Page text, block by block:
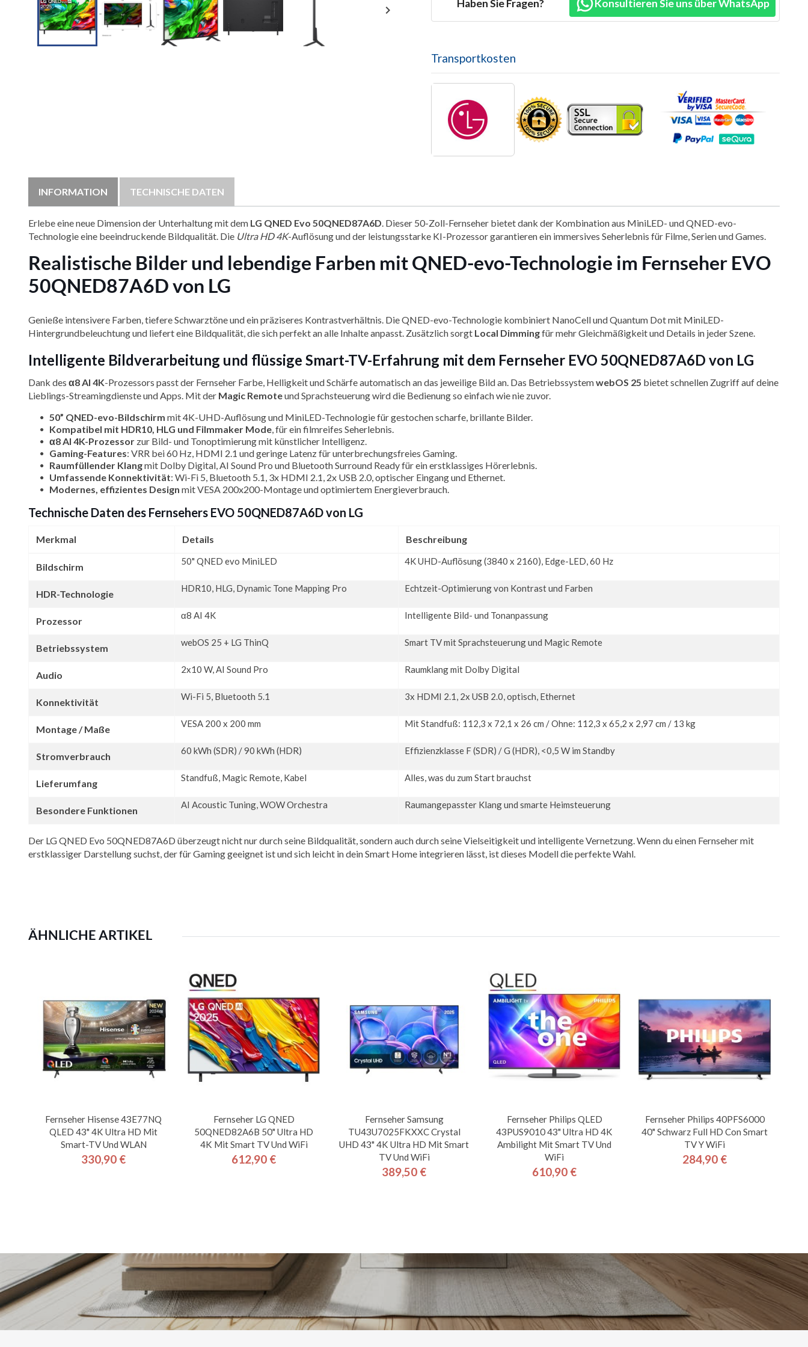
  Haben Sie Fragen? Konsultieren Sie uns über WhatsApp
Transportkosten
INFORMATION TECHNISCHE DATEN
Erlebe eine neue Dimension der Unterhaltung mit dem LG QNED Evo 50QNED87A6D . Dieser 50-Zoll-Fernseher bietet dank der Kombination aus MiniLED- und QNED-evo-
Technologie eine beeindruckende Bildqualität. Die Ultra HD 4K-Auflösung und der leistungsstarke KI-Prozessor garantieren ein immersives Seherlebnis für Filme, Serien und Games.
Realistische Bilder und lebendige Farben mit QNED-evo-Technologie im Fernseher EVO
50QNED87A6D von LG
Genieße intensivere Farben, tiefere Schwarztöne und ein präziseres Kontrastverhältnis. Die QNED-evo-Technologie kombiniert NanoCell und Quantum Dot mit MiniLED-
Hintergrundbeleuchtung und liefert eine Bildqualität, die sich perfekt an alle Inhalte anpasst. Zusätzlich sorgt Local Dimmingfür mehr Gleichmäßigkeit und Details in jeder Szene.
Intelligente Bildverarbeitung und flüssige Smart-TV-Erfahrung mit dem Fernseher EVO 50QNED87A6D von LG
Dank des α8 AI 4K-Prozessors passt der Fernseher Farbe, Helligkeit und Schärfe automatisch an das jeweilige Bild an. Das BetriebssystemwebOS 25 bietet schnellen Zugriff auf deine
Lieblings-Streamingdienste und Apps. Mit der Magic Remoteund Sprachsteuerung wird die Bedienung so einfach wie nie zuvor.
50” QNED-evo-Bildschirm mit 4K-UHD-Auflösung und MiniLED-Technologie für gestochen scharfe, brillante Bilder.
Kompatibel mit HDR10, HLG und Filmmaker Mode , für ein filmreifes Seherlebnis.
α8 AI 4K-Prozessor zur Bild- und Tonoptimierung mit künstlicher Intelligenz.
Gaming-Features: VRR bei 60 Hz, HDMI 2.1 und geringe Latenz für unterbrechungsfreies Gaming.
Raumfüllender Klangmit Dolby Digital, AI Sound Pro und Bluetooth Surround Ready für ein erstklassiges Hörerlebnis.
Umfassende Konnektivität: Wi-Fi 5, Bluetooth 5.1, 3x HDMI 2.1, 2x USB 2.0, optischer Eingang und Ethernet.
Modernes, effizientes Design mit VESA 200x200-Montage und optimiertem Energieverbrauch.
Technische Daten des Fernsehers EVO 50QNED87A6D von LG
Merkmal Details Beschreibung
Bildschirm 50" QNED evo MiniLED 4K UHD-Auflösung (3840 x 2160), Edge-LED, 60 Hz
HDR-Technologie HDR10, HLG, Dynamic Tone Mapping Pro Echtzeit-Optimierung von Kontrast und Farben
Prozessor α8 AI 4K Intelligente Bild- und Tonanpassung
Betriebssystem webOS 25 + LG ThinQ Smart TV mit Sprachsteuerung und Magic Remote
Audio 2x10 W, AI Sound Pro Raumklang mit Dolby Digital
Konnektivität Wi-Fi 5, Bluetooth 5.1 3x HDMI 2.1, 2x USB 2.0, optisch, Ethernet
Montage / Maße VESA 200 x 200 mm Mit Standfuß: 112,3 x 72,1 x 26 cm / Ohne: 112,3 x 65,2 x 2,97 cm / 13 kg
Stromverbrauch 60 kWh (SDR) / 90 kWh (HDR) Effizienzklasse F (SDR) / G (HDR), <0,5 W im Standby
Lieferumfang Standfuß, Magic Remote, Kabel Alles, was du zum Start brauchst
Besondere Funktionen AI Acoustic Tuning, WOW Orchestra Raumangepasster Klang und smarte Heimsteuerung
Der LG QNED Evo 50QNED87A6D überzeugt nicht nur durch seine Bildqualität, sondern auch durch seine Vielseitigkeit und intelligente Vernetzung. Wenn du einen Fernseher mit
erstklassiger Darstellung suchst, der für Gaming geeignet ist und sich leicht in dein Smart Home integrieren lässt, ist dieses Modell die perfekte Wahl.
ÄHNLICHE ARTIKEL
Fernseher Hisense 43E77NQ
QLED 43" 4K Ultra HD Mit
Smart-TV Und WLAN
Preis
330,90 €
Fernseher LG QNED
50QNED82A6B 50" Ultra HD
4K Mit Smart TV Und WiFi
Preis
612,90 €
Fernseher Samsung
TU43U7025FKXXC Crystal
UHD 43" 4K Ultra HD Mit Smart
TV Und WiFi
Preis
389,50 €
Fernseher Philips QLED
43PUS9010 43" Ultra HD 4K
Ambilight Mit Smart TV Und
WiFi
Preis
610,90 €
Fernseher Philips 40PFS6000
40" Schwarz Full HD Con Smart
TV Y WiFi
Preis
284,90 €